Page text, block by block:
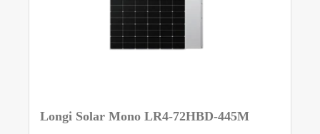
Longi Solar Mono LR4-72HBD-445M